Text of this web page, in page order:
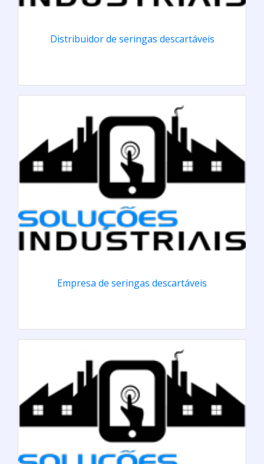
Distribuidor de seringas descartáveis
Empresa de seringas descartáveis